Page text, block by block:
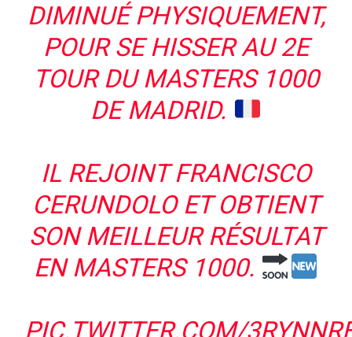
DIMINUÉ PHYSIQUEMENT,
POUR SE HISSER AU 2E
TOUR DU MASTERS 1000
DE MADRID.
IL REJOINT FRANCISCO
CERUNDOLO ET OBTIENT
SON MEILLEUR RÉSULTAT
EN MASTERS 1000.
PIC.TWITTER.COM/